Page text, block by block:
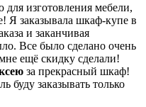
изготовления мебели,
Я заказывала шкаф-купе в
и заканчивая
Все было сделано очень
ещё скидку сделали!
за прекрасный шкаф!
буду заказывать только